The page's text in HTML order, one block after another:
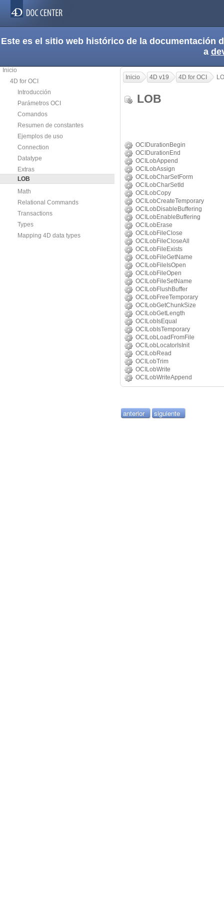
Este es el sitio web histórico de la documentación
a
Inicio
4D for OCI
Introducción
Parámetros OCI
Comandos
Resumen de constantes
Ejemplos de uso
Connection
Datatype
Extras
LOB
Math
Relational Commands
Transactions
Types
Mapping 4D data types
Inicio 4D v19 4D for OCI
LOB
OCIDurationBegin
OCIDurationEnd
OCILobAppend
OCILobAssign
OCILobCharSetForm
OCILobCharSetId
OCILobCopy
OCILobCreateTemporary
OCILobDisableBuffering
OCILobEnableBuffering
OCILobErase
OCILobFileClose
OCILobFileCloseAll
OCILobFileExists
OCILobFileGetName
OCILobFileIsOpen
OCILobFileOpen
OCILobFileSetName
OCILobFlushBuffer
OCILobFreeTemporary
OCILobGetChunkSize
OCILobGetLength
OCILobIsEqual
OCILobIsTemporary
OCILobLoadFromFile
OCILobLocatorIsInit
OCILobRead
OCILobTrim
OCILobWrite
OCILobWriteAppend
anterior siguiente